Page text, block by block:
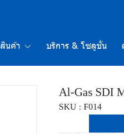
สินค้า บริการ & โซลูชั่น
Al-Gas SDI
SKU : F014